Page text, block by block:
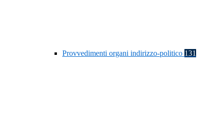
Provvedimenti organi indirizzo-politico 131